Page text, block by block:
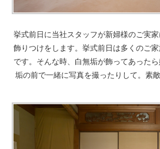
挙式前日に当社スタッフが新婦様のご実
飾りつけをします。挙式前日は多くのご
です。そんな時、白無垢が飾ってあった
垢の前で一緒に写真を撮ったりして。素